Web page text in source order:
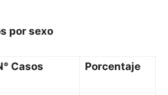
por sexo
Casos Porcentaje